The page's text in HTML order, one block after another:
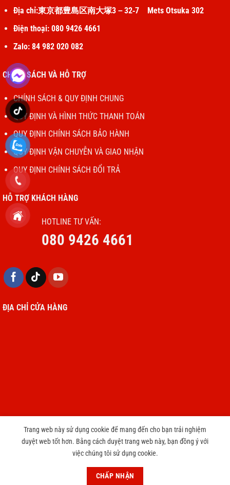
Địa chỉ:東京都豊島区南大塚3－32‐7 Mets Otsuka 302
Điện thoại: 080 9426 4661
Zalo: 84 982 020 082
CHÍNH SÁCH VÀ HỖ TRỢ
CHÍNH SÁCH & QUY ĐỊNH CHUNG
QUY ĐỊNH VÀ HÌNH THỨC THANH TOÁN
QUY ĐỊNH CHÍNH SÁCH BẢO HÀNH
QUY ĐỊNH VẬN CHUYỄN VÀ GIAO NHẬN
QUY ĐỊNH CHÍNH SÁCH ĐỔI TRẢ
HỖ TRỢ KHÁCH HÀNG
HOTLINE TƯ VẤN:
080 9426 4661
ĐỊA CHỈ CỬA HÀNG
Copyright 2026 © cameravnt39.com
CHƯƠNG TRÌNH TRI ÂN KHÁCH HÀNG THAY PIN IPHONE CHỈ 3999
Trang web này sử dụng cookie để mang đến cho bạn trải nghiệm
duyệt web tốt hơn. Bằng cách duyệt trang web này, bạn đồng ý với
việc chúng tôi sử dụng cookie.
CHẤP NHẬN